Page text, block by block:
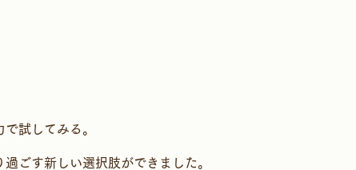
試してみる。
ごす新しい選択肢ができました。